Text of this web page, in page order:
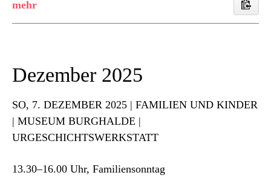
Dezember 2025
SO, 7. DEZEMBER 2025 | FAMILIEN UND KINDER
| MUSEUM BURGHALDE |
URGESCHICHTSWERKSTATT
13.30–16.00 Uhr, Familiensonntag